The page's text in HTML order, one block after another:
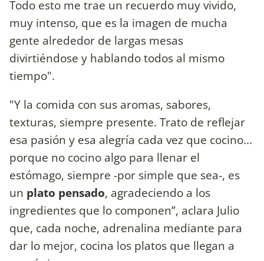
Todo esto me trae un recuerdo muy vivido,
muy intenso, que es la imagen de mucha
gente alrededor de largas mesas
divirtiéndose y hablando todos al mismo
tiempo".
"Y la comida con sus aromas, sabores,
texturas, siempre presente. Trato de reflejar
esa pasión y esa alegría cada vez que cocino...
porque no cocino algo para llenar el
estómago, siempre -por simple que sea-, es
un plato pensado, agradeciendo a los
ingredientes que lo componen”, aclara Julio
que, cada noche, adrenalina mediante para
dar lo mejor, cocina los platos que llegan a